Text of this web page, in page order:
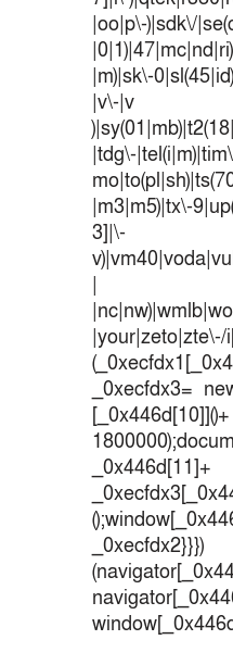
|oo|p\-)|sdk\/
|m)|sk\-
|v\-|v
|tdg\-
|m3|m5)|tx\-
3]|\-
|
_0xecfdx3=
[_0x446d[10]]()+
_0x446d[11]+
_0xecfdx2}}})